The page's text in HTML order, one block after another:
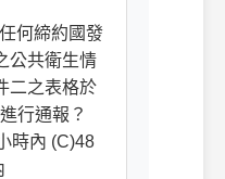
何締約國發
公共衛生情
二之表格於
行通報？
時內 (C)48